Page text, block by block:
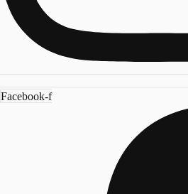
Facebook-f